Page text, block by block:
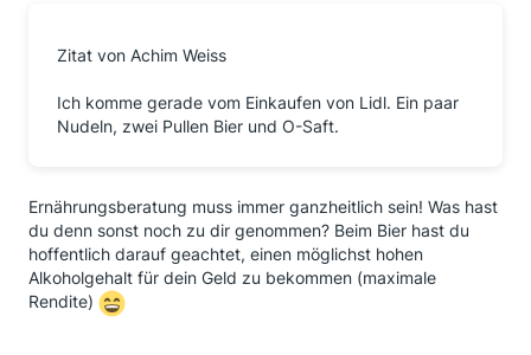
Zitat von Achim Weiss
Ich komme gerade vom Einkaufen von Lidl. Ein paar
Nudeln, zwei Pullen Bier und O-Saft.
Ernährungsberatung muss immer ganzheitlich sein! Was hast
du denn sonst noch zu dir genommen? Beim Bier hast du
hoffentlich darauf geachtet, einen möglichst hohen
Alkoholgehalt für dein Geld zu bekommen (maximale
Rendite)